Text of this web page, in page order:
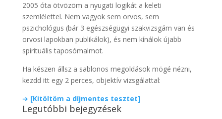
2005 óta ötvözöm a nyugati logikát a keleti
szemlélettel. Nem vagyok sem orvos, sem
pszichológus (bár 3 egészségügyi szakvizsgám van és
orvosi lapokban publikálok), és nem kínálok újabb
spirituális taposómalmot.
Ha készen állsz a sablonos megoldások mögé nézni,
kezdd itt egy 2 perces, objektív vizsgálattal:
➔ [Kitöltöm a díjmentes tesztet]
Legutóbbi bejegyzések